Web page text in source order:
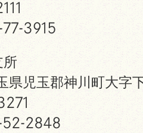
77-3915
所
児玉郡神川町大字
52-2848